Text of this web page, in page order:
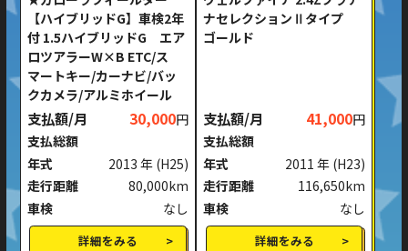
【ハイブリッドG】車検2年
付 1.5ハイブリッドG エア
ロツアラーW×B ETC/ス
マートキー/カーナビ/バッ
クカメラ/アルミホイール
支払額/月 30,000円
支払総額
年式
2013 年 (H25)
走行距離
80,000km
車検
なし
詳細をみる
ナセレクションⅡタイプ
ゴールド
支払額/月 41,000円
支払総額
年式
2011 年 (H23)
走行距離
116,650km
車検
なし
詳細をみる